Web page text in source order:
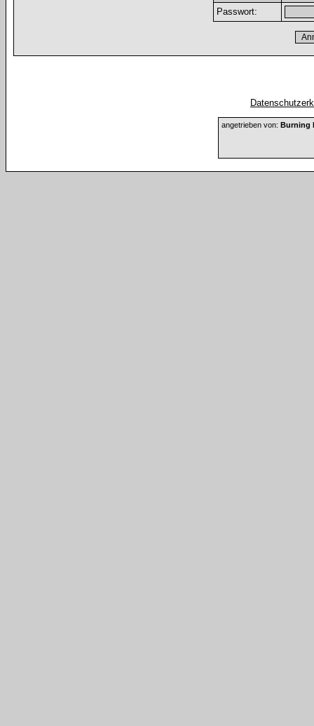
Passwort:
angetrieben von: Burning